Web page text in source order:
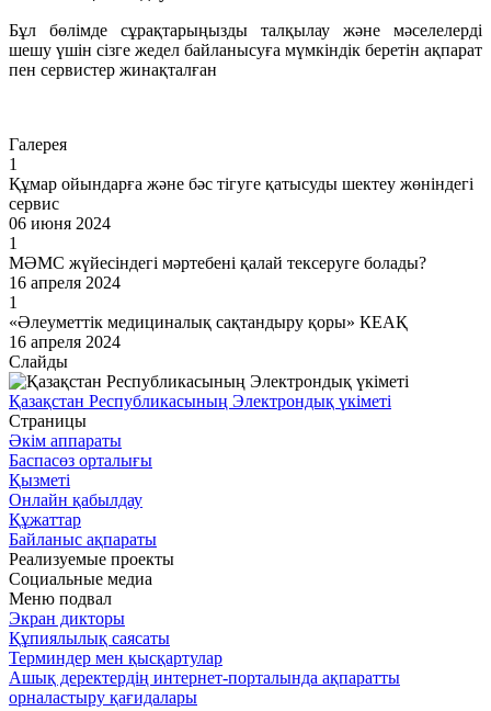
Бұл бөлімде сұрақтарыңызды талқылау және мәселелерді
шешу үшін сізге жедел байланысуға мүмкіндік беретін ақпарат
пен сервистер жинақталған
Галерея
1
Құмар ойындарға және бәс тігуге қатысуды шектеу жөніндегі
сервис
06 июня 2024
1
МӘМС жүйесіндегі мәртебені қалай тексеруге болады?
16 апреля 2024
1
«Әлеуметтік медициналық сақтандыру қоры» КЕАҚ
16 апреля 2024
Слайды
Қазақстан Республикасының Электрондық үкіметі
Страницы
Әкім аппараты
Баспасөз орталығы
Қызметі
Онлайн қабылдау
Құжаттар
Байланыс ақпараты
Реализуемые проекты
Социальные медиа
Меню подвал
Экран дикторы
Құпиялылық саясаты
Терминдер мен қысқартулар
Ашық деректердің интернет-порталында ақпаратты
орналастыру қағидалары